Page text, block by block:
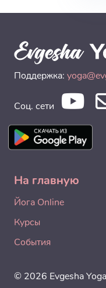
Поддержка:
Соц. сети
На главную
Йога Online
Курсы
События
© 2026 Evgesha